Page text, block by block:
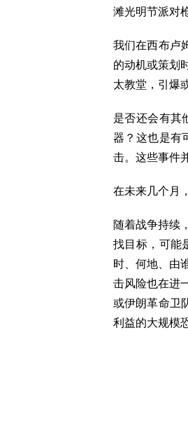
滩光明节派对
我们在西布卢
的动机或策划
太教堂，引爆
是否还会有其
器？这也是有
击。这些事件
在未来几个月
随着战争持续
找目标，可能
时、何地、由
击风险也在进
或伊朗革命卫
利益的大规模